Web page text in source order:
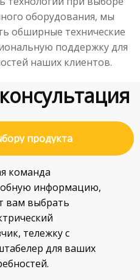
оборудования, мы
обширные технические
поддержку для
наших клиентов.
продукта
команда
информацию,
вам выбрать
тележку с
для ваших